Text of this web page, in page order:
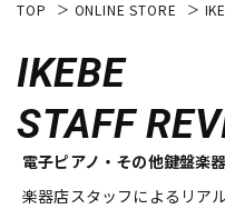
エレキギター
ベース
TOP ONLINE STORE
IKEBE
STAFF
電子ピアノ・その他鍵盤楽
楽器店スタッフによるリア